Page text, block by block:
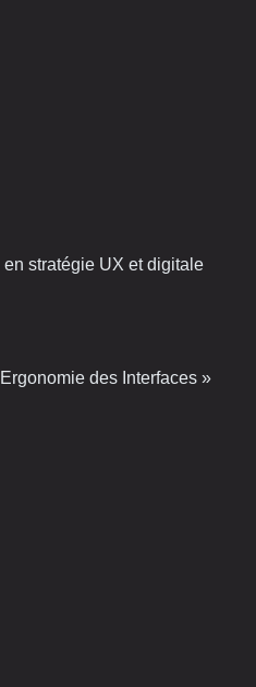
stratégie UX et digitale
des Interfaces »